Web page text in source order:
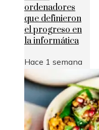
ordenadores
que definieron
el progreso en
la informática
Hace 1 semana